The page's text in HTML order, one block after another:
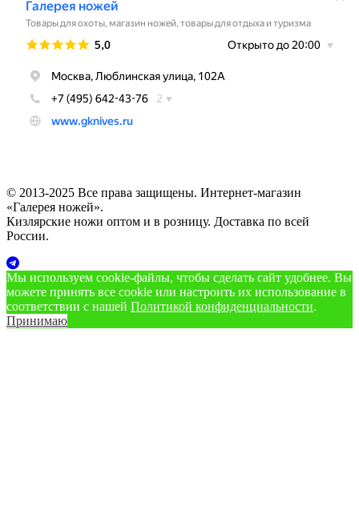
© 2013-2025 Все права защищены. Интернет-магазин
«Галерея ножей».
Кизлярские ножи оптом и в розницу. Доставка по всей
России.
Мы используем cookie‑файлы, чтобы сделать сайт удобнее. Вы
можете принять все cookie или настроить их использование в
соответствии с нашей Политикой конфиденциальности.
Принимаю